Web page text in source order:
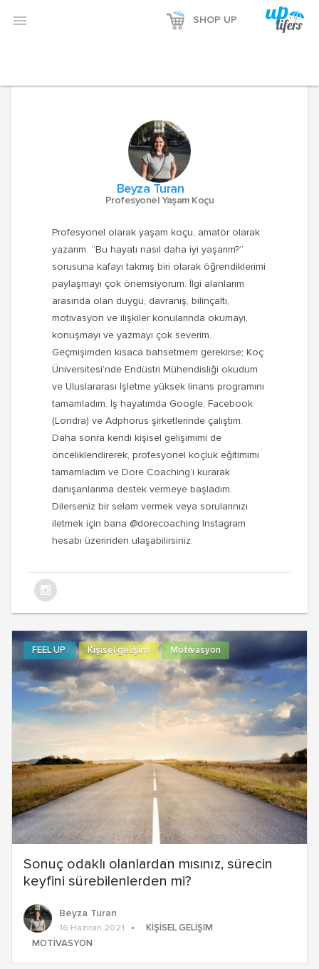
 SHOP UP
Beyza Turan
Profesyonel Yaşam Koçu
Profesyonel olarak yaşam koçu, amatör olarak
yazarım. “Bu hayatı nasıl daha iyi yaşarım?”
sorusuna kafayı takmış biri olarak öğrendiklerimi
paylaşmayı çok önemsiyorum. İlgi alanlarım
arasında olan duygu, davranış, bilinçaltı,
motivasyon ve ilişkiler konularında okumayı,
konuşmayı ve yazmayı çok severim.
Geçmişimden kısaca bahsetmem gerekirse; Koç
Üniversitesi’nde Endüstri Mühendisliği okudum
ve Uluslararası İşletme yüksek linans programını
tamamladım. İş hayatımda Google, Facebook
(Londra) ve Adphorus şirketlerinde çalıştım.
Daha sonra kendi kişisel gelişimimi de
önceliklendirerek, profesyonel koçluk eğitimimi
tamamladım ve Dore Coaching’i kurarak
danışanlarıma destek vermeye başladım.
Dilerseniz bir selam vermek veya sorularınızı
iletmek için bana @dorecoaching Instagram
hesabı üzerinden ulaşabilirsiniz.
Sonuç odaklı olanlardan mısınız, sürecin
keyfini sürebilenlerden mi?
FEEL UP Kişisel gelişim Motivasyon
Beyza Turan
16 Haziran 2021
KIŞISEL GELIŞIM
MOTIVASYON